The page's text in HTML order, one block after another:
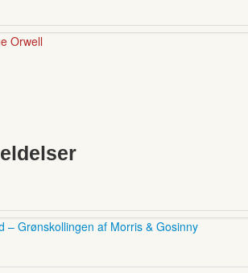
Orwell
– Grønskollingen af Morris & Gosinny